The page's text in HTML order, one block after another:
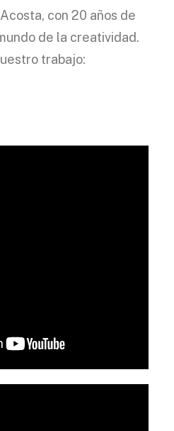
con 20 años de
de la creatividad.
trabajo: